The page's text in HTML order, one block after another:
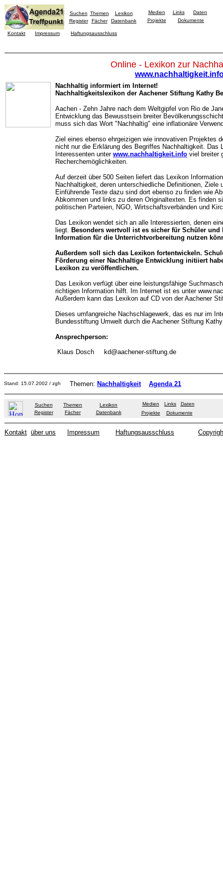
Suchen Themen
Lexikon
Register
Fächer Datenbank
Medien Links
Daten
Projekte
Dokumente
Kontakt Impressum Haftungsausschluss
Online - Lexikon zur
Nachhaltig informiert im Internet!
Nachhaltigkeitslexikon der Aachener Stiftung Kathy
Aachen - Zehn Jahre nach dem Weltgipfel von Rio de
Entwicklung das Bewusstsein breiter
muss sich das Wort "Nachhaltig" eine inflationäre
Ziel eines ebenso ehrgeizigen wie innovativen Projektes
nicht nur die Erklärung des Begriffes Nachhaltigkeit. Das
Interessenten unter www.nachhaltigkeit.info viel breiter
Recherchemöglichkeiten.
Auf derzeit über 500 Seiten liefert das Lexikon
Nachhaltigkeit, deren unterschiedliche Definitionen, Ziele
Einführende Texte dazu sind dort ebenso zu finden wie
Abkommen und links zu deren Originaltexten. Es finden
politischen Parteien, NGO, Wirtschaftsverbänden und
Das Lexikon wendet sich an alle Interessierten, denen
liegt. Besonders wertvoll ist es sicher für Schüler
Information für die Unterrichtvorbereitung nutzen
Außerdem soll sich das Lexikon fortentwickeln.
Förderung einer Nachhaltige Entwicklung initiiert
Lexikon zu veröffentlichen.
Das Lexikon verfügt über eine leistungsfähige
richtigen Information hilft. Im Internet ist es unter
Außerdem kann das Lexikon auf CD von der Aachener
Dieses umfangreiche Nachschlagewerk, das es nur im
Bundesstiftung Umwelt durch die Aachener Stiftung
Ansprechperson:
Klaus Dosch kd@aachener-stiftung.de
Stand: 15.07.2002 / zgh Themen: Nachhaltigkeit Agenda 21
Suchen Themen
Lexikon
Register
Fächer Datenbank
Medien Links
Daten
Projekte
Dokumente
Kontakt über uns Impressum Haftungsausschluss